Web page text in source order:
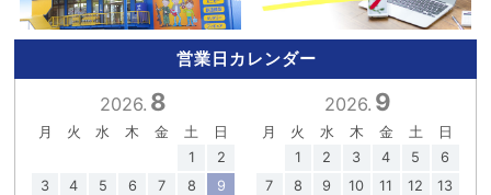
営業日カレンダー
2026. 8
月 火 水 木 金 土
日
1
2
3
4 5 6 7 8
9
2026. 9
月 火 水 木 金 土
日
1
2 3 4 5
6
7
8 9 10 11 12
13